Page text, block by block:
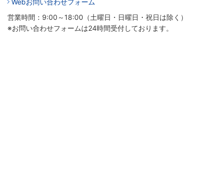
Webお問い合わせフォーム
営業時間：9:00～18:00（土曜日・日曜日・祝日は除く）
※お問い合わせフォームは24時間受付しております。